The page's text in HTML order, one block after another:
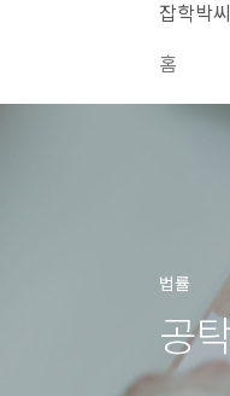
잡학박씨
홈
법률
공